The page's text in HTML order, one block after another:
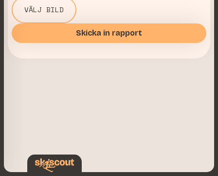
VÄLJ BILD
Skicka in rapport